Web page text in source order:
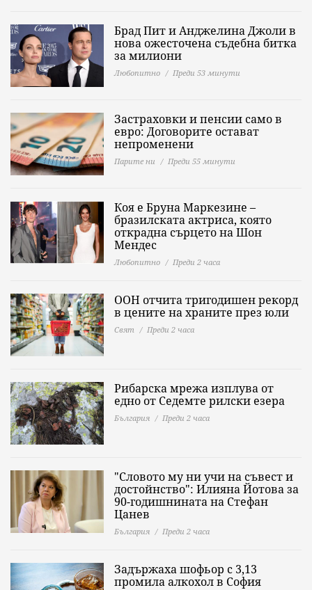
Брад Пит и Анджелина Джоли в
нова ожесточена съдебна битка
за милиони
Любопитно Преди 53 минути
Застраховки и пенсии само в
евро: Договорите остават
непроменени
Парите ни Преди 55 минути
Коя е Бруна Маркезине –
бразилската актриса, която
открадна сърцето на Шон
Мендес
Любопитно Преди 2 часа
ООН отчита тригодишен рекорд
в цените на храните през юли
Свят Преди 2 часа
Рибарска мрежа изплува от
едно от Седемте рилски езера
България Преди 2 часа
"Словото му ни учи на съвест и
достойнство": Илияна Йотова за
90-годишнината на Стефан
Цанев
България Преди 2 часа
Задържаха шофьор с 3,13
промила алкохол в София